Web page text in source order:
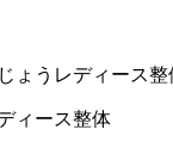
ょうレディース整